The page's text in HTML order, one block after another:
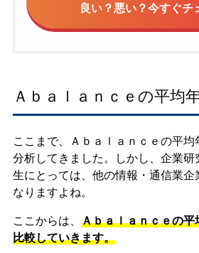
良い？悪い？今すぐチ
Ａｂａｌａｎｃｅの平均
ここまで、Ａｂａｌａｎｃｅの平均
分析してきました。しかし、企業
生にとっては、他の情報・通信業企
なりますよね。
ここからは、 Ａｂａｌａｎｃｅの
比較していきます。